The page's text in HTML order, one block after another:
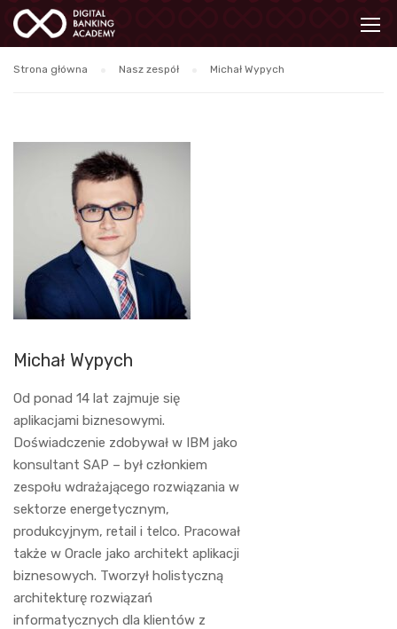
Strona główna Nasz zespół Michał Wypych
Michał Wypych
Od ponad 14 lat zajmuje się
aplikacjami biznesowymi.
Doświadczenie zdobywał w IBM jako
konsultant SAP – był członkiem
zespołu wdrażającego rozwiązania w
sektorze energetycznym,
produkcyjnym, retail i telco. Pracował
także w Oracle jako architekt aplikacji
biznesowych. Tworzył holistyczną
architekturę rozwiązań
informatycznych dla klientów z